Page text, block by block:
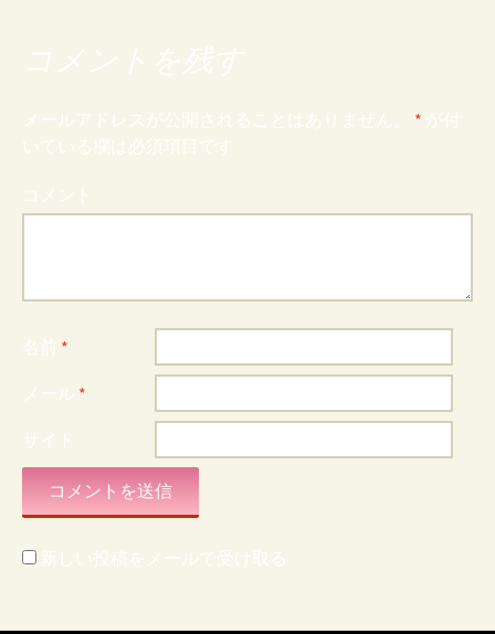
コメントを残す
メールアドレスが公開されることはありません。 * が付
いている欄は必須項目です
コメント
名前 *
メール *
サイト
新しい投稿をメールで受け取る